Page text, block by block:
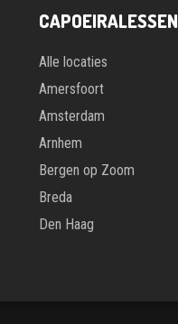
CAPOEIRALESSEN
Alle locaties
Amersfoort
Amsterdam
Arnhem
Bergen op Zoom
Breda
Den Haag